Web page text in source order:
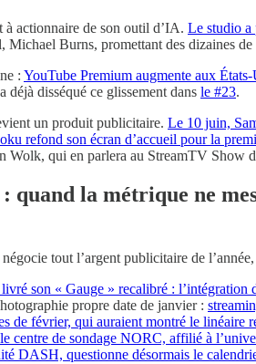
à actionnaire de son outil d’IA. Le studio a
Michael Burns, promettant des dizaines
: YouTube Premium augmente aux
déjà disséqué ce glissement dans le #23.
un produit publicitaire. Le 10 juin,
refond son écran d’accueil pour la
Wolk, qui en parlera au StreamTV Show
quand la métrique ne
tout l’argent publicitaire de
son « Gauge » recalibré : l’intégration
propre date de janvier :
de février, qui auraient montré le linéaire
centre de sondage NORC, affilié à
DASH, questionne désormais le